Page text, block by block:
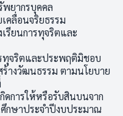
ยากรบุคคล
คลื่อนจริยธรรม
รียนการทุจริตและ
รทุจริตและประพฤติมิชอบ
างวัฒนธรรม ตามนโยบาย
ดการให้หรือรับสินบนจาก
กษาประจำปีงบประมาณ